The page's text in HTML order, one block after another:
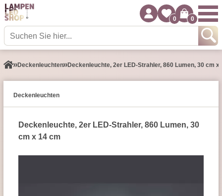
0 0
Decken­leuchten Deckenleuchte, 2er LED-Strahler, 860 Lumen, 30 cm x
Decken­leuchten
Deckenleuchte, 2er LED-Strahler, 860 Lumen, 30
cm x 14 cm